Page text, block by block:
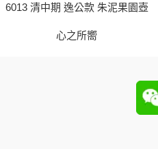
6013 清中期 逸公款 朱泥果園壺
心之所嚮